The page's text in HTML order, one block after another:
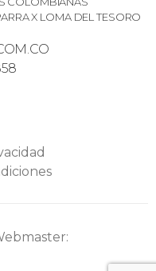
X LOMA DEL TESORO